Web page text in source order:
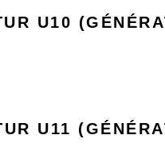
U10
U11